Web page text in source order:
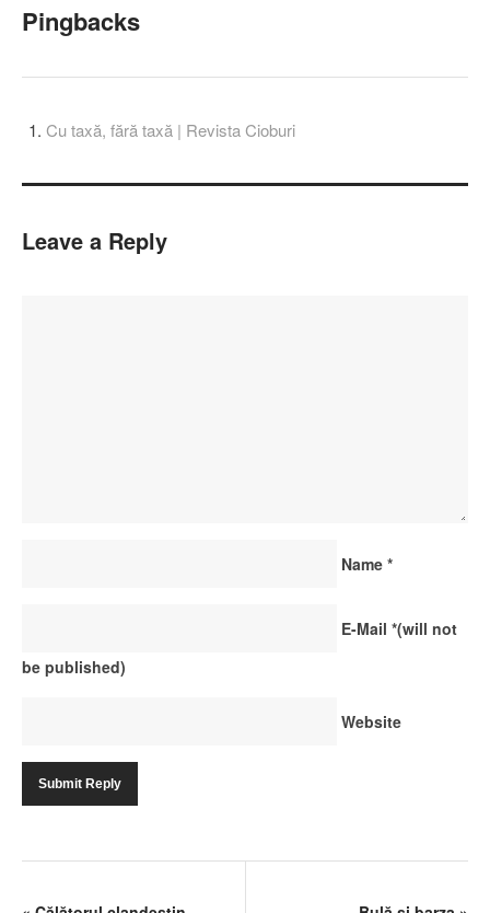
Pingbacks
Cu taxă, fără taxă | Revista Cioburi
Leave a Reply
Name *
E-Mail *(will not
be published)
Website